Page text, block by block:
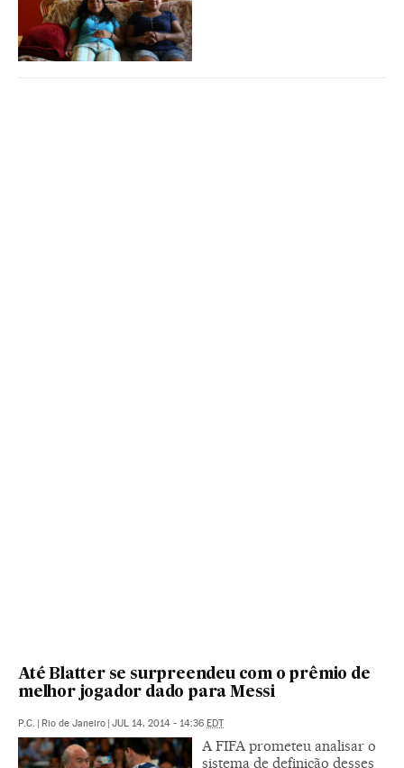
Até Blatter se surpreendeu com o prêmio de
melhor jogador dado para Messi
P.C. | Rio de Janeiro | JUL 14, 2014 - 14:36 EDT
A FIFA prometeu analisar o
sistema de definição desses